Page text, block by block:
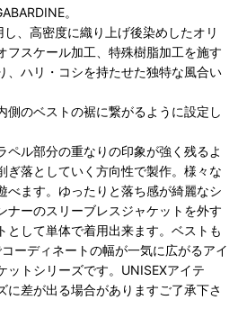
。
、高密度に織り上げ後染めしたオリ
フスケール加工、特殊樹脂加工を施す
、ハリ・コシを持たせた独特な風合い
側のベストの裾に繋がるように設定し
ペル部分の重なりの印象が強く残るよ
ぎ落としていく方向性で製作。様々な
べます。ゆったりと落ち感が綺麗なシ
ナーのスリーブレスジャケットを外す
として単体で着用出来ます。ベストも
ーディネートの幅が一気に広がるアイ
ットシリーズです。UNISEXアイテ
に差が出る場合がありますご了承下さ